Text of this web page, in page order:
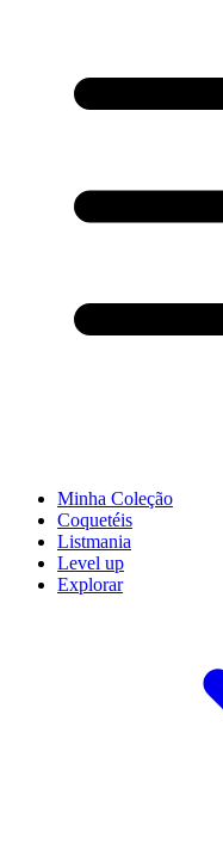
Minha Coleção
Coquetéis
Listmania
Level up
Explorar